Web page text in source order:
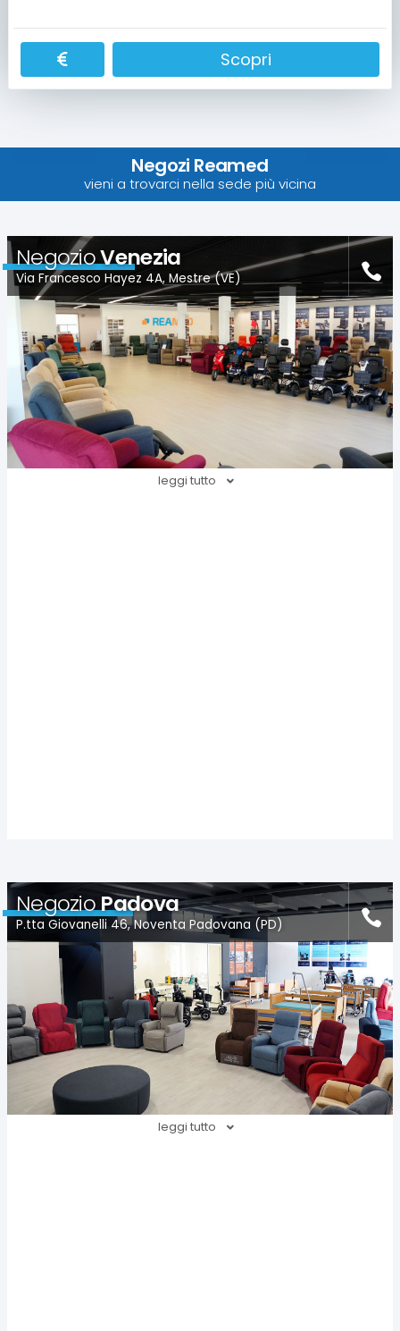
Scopri
Negozi Reamed
vieni a trovarci nella sede più vicina
NegozioVenezia
Via Francesco Hayez 4A, Mestre (VE)
leggi tutto
NegozioPadova
P.tta Giovanelli 46, Noventa Padovana (PD)
leggi tutto